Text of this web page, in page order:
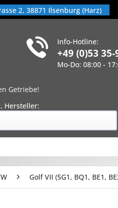
2, 38871 Ilsenburg (Harz)
Info-Hotline:
+49 (0)53
Mo-Do: 08:00 -
Getriebe!
Hersteller:
Golf VII (5G1, BQ1, BE1,